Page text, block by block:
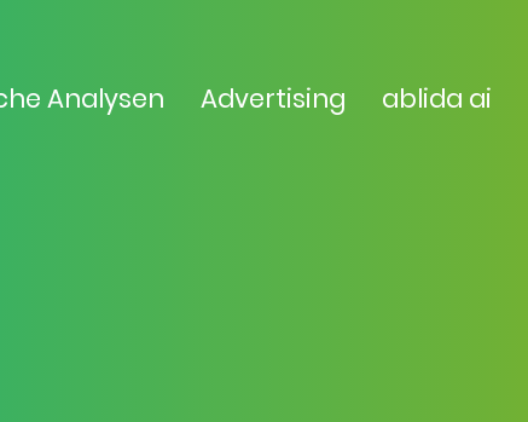
Analysen Advertising ablida ai